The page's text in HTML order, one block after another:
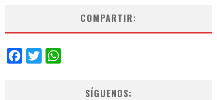
COMPARTIR:
Facebook
Twitter
SÍGUENOS: